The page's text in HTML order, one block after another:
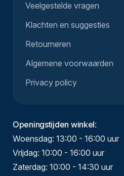
Veelgestelde vragen
Klachten en suggesties
Retourneren
Algemene voorwaarden
Privacy policy
Openingstijden winkel:
Woensdag: 13:00 - 16:00 uur
Vrijdag: 10:00 - 16:00 uur
Zaterdag: 10:00 - 14:30 uur